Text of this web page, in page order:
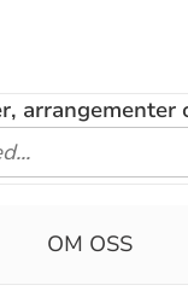
arrangementer
OM OSS